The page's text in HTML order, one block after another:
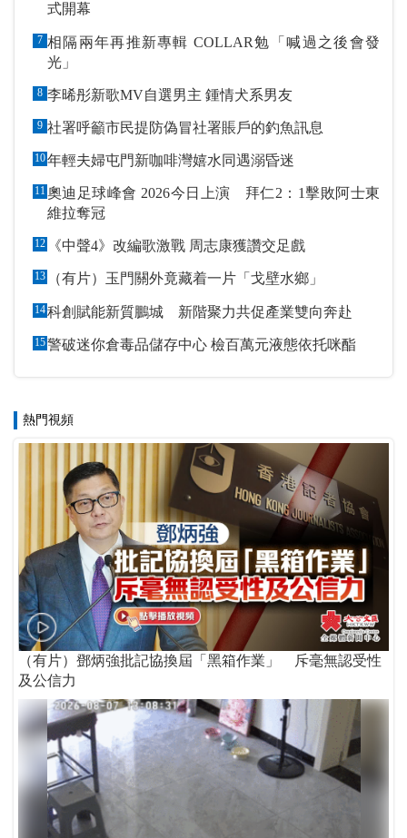
式開幕
7 相隔兩年再推新專輯 COLLAR勉「喊過之後會發
光」
8 李晞彤新歌MV自選男主 鍾情犬系男友
9 社署呼籲市民提防偽冒社署賬戶的釣魚訊息
10年輕夫婦屯門新咖啡灣嬉水同遇溺昏迷
11奧迪足球峰會 2026今日上演 拜仁2：1擊敗阿士東
維拉奪冠
12 《中聲4》改編歌激戰 周志康獲讚交足戲
13 （有片）玉門關外竟藏着一片「戈壁水鄉」
14科創賦能新質鵬城 新階聚力共促產業雙向奔赴
15警破迷你倉毒品儲存中心 檢百萬元液態依托咪酯
熱門視頻
（有片）鄧炳強批記協換屆「黑箱作業」 斥毫無認受性
及公信力